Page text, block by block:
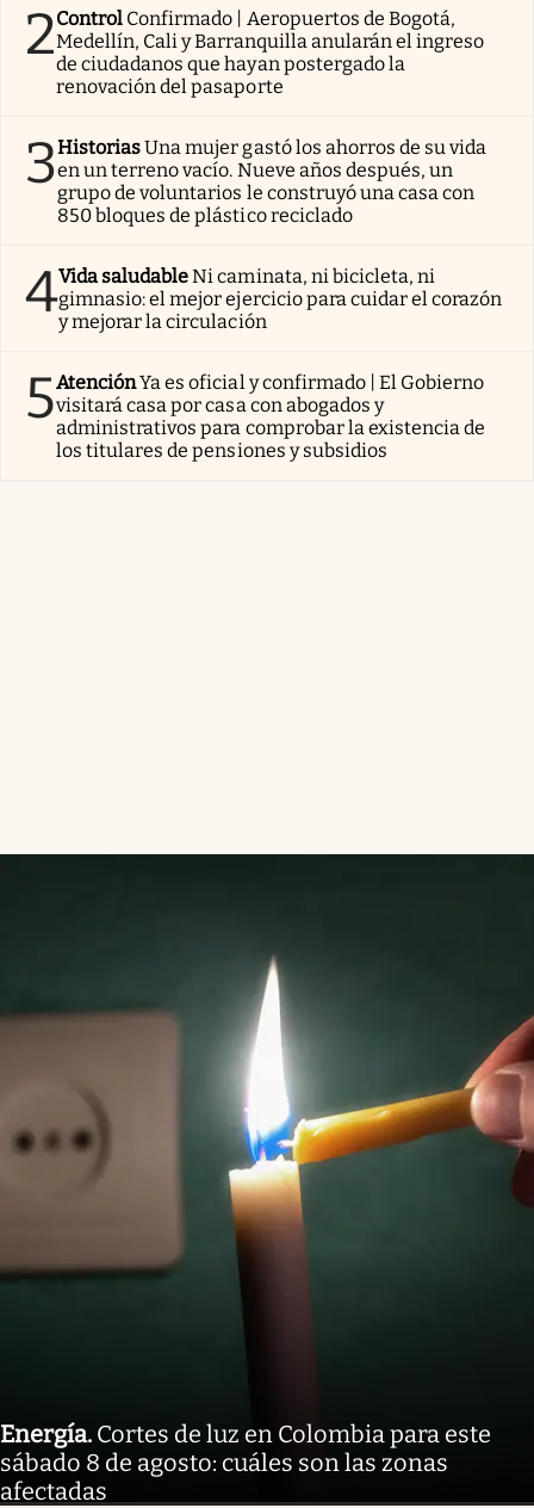
2Control Confirmado | Aeropuertos de Bogotá,
Medellín, Cali y Barranquilla anularán el ingreso
de ciudadanos que hayan postergado la
renovación del pasaporte
3HistoriasUna mujer gastó los ahorros de su vida
en un terreno vacío. Nueve años después, un
grupo de voluntarios le construyó una casa con
850 bloques de plástico reciclado
4Vida saludableNi caminata, ni bicicleta, ni
gimnasio: el mejor ejercicio para cuidar el corazón
y mejorar la circulación
5AtenciónYa es oficial y confirmado | El Gobierno
visitará casa por casa con abogados y
administrativos para comprobar la existencia de
los titulares de pensiones y subsidios
Energía. Cortes de luz en Colombia para este
sábado 8 de agosto: cuáles son las zonas
afectadas